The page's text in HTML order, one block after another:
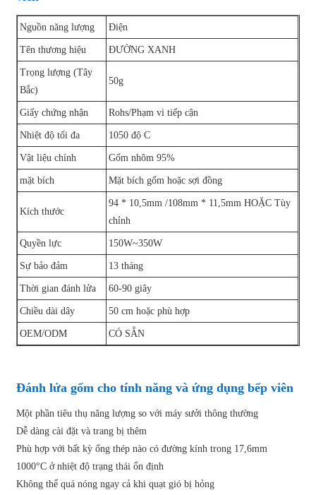
Nguồn năng lượng Điện
Tên thương hiệu ĐƯỜNG XANH
Trọng lượng (Tây
Bắc)
50g
Giấy chứng nhận Rohs/Phạm vi tiếp cận
Nhiệt độ tối đa 1050 độ C
Vật liệu chính Gốm nhôm 95%
mặt bích Mặt bích gốm hoặc sợi đồng
Kích thước
94 * 10,5mm /108mm * 11,5mm HOẶC Tùy
chỉnh
Quyền lực 150W~350W
Sự bảo đảm 13 tháng
Thời gian đánh lửa 60-90 giây
Chiều dài dây 50 cm hoặc phù hợp
OEM/ODM CÓ SẴN
Đánh lửa gốm cho tính năng và ứng dụng bếp viên
Một phần tiêu thụ năng lượng so với máy sưởi thông thường
Dễ dàng cài đặt và trang bị thêm
Phù hợp với bất kỳ ống thép nào có đường kính trong 17,6mm
1000°C ở nhiệt độ trạng thái ổn định
Không thể quá nóng ngay cả khi quạt gió bị hỏng